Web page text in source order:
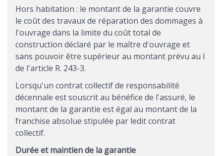
Hors habitation : le montant de la garantie couvre
le coût des travaux de réparation des dommages à
l'ouvrage dans la limite du coût total de
construction déclaré par le maître d'ouvrage et
sans pouvoir être supérieur au montant prévu au I
de l'article R. 243-3.
Lorsqu'un contrat collectif de responsabilité
décennale est souscrit au bénéfice de l'assuré, le
montant de la garantie est égal au montant de la
franchise absolue stipulée par ledit contrat
collectif.
Durée et maintien de la garantie